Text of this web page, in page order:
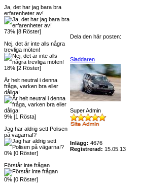
Ja, det har jag bara bra
erfarenheter av!
73% [8 Röster]
Nej, det är inte alls några
trevliga möten!
18% [2 Röster]
Är helt neutral i denna
fråga, varken bra eller
dåliga!
9% [1 Rösta]
Jag har aldrig sett Polisen
på vägarna!?
0% [0 Röster]
Förstår inte frågan
0% [0 Röster]
Dela den här posten:
Sladdaren
Super Admin
Inlägg: 4676
Registrerad: 15.05.13